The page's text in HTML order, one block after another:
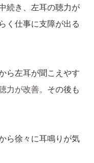
続き、左耳の聴力が
く仕事に支障が出る
ら左耳が聞こえやす
力が改善。 その後も
ら徐々に耳鳴りが気